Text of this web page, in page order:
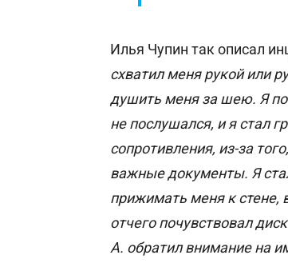
Илья Чупин так описал
схватил меня рукой или
душить меня за шею. Я
не послушался, и я стал
сопротивления, из-за
важные документы. Я
прижимать меня к стене,
отчего почувствовал
А. обратил внимание на